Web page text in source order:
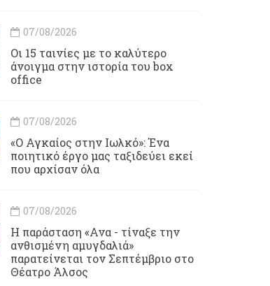
07/08/2026
Οι 15 ταινίες με το καλύτερο
άνοιγμα στην ιστορία του box
office
07/08/2026
«Ο Αγκαίος στην Ιωλκό»: Ένα
ποιητικό έργο μας ταξιδεύει εκεί
που αρχίσαν όλα
07/08/2026
Η παράσταση «Ανα - τίναξε την
ανθισμένη αμυγδαλιά»
παρατείνεται τον Σεπτέμβριο στο
Θέατρο Άλσος